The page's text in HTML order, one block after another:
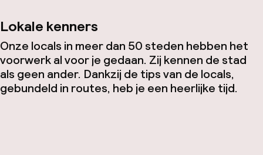
Lokale kenners
Onze locals in meer dan 50 steden hebben het
voorwerk al voor je gedaan. Zij kennen de stad
als geen ander. Dankzij de tips van de locals,
gebundeld in routes, heb je een heerlijke tijd.